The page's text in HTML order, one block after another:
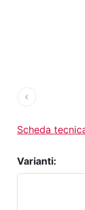
‹
Scheda
Varianti: